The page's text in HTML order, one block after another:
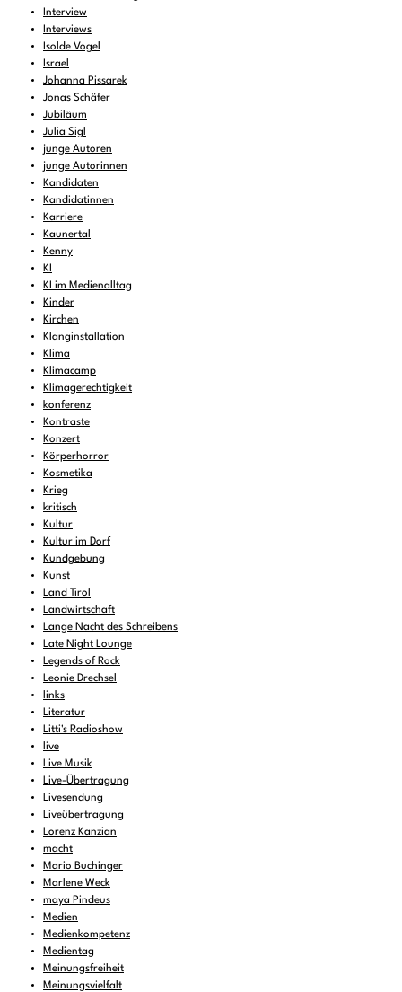
Interview
Interviews
Isolde Vogel
Israel
Johanna Pissarek
Jonas Schäfer
Jubiläum
Julia Sigl
junge Autoren
junge Autorinnen
Kandidaten
Kandidatinnen
Karriere
Kaunertal
Kenny
KI
KI im Medienalltag
Kinder
Kirchen
Klanginstallation
Klima
Klimacamp
Klimagerechtigkeit
konferenz
Kontraste
Konzert
Körperhorror
Kosmetika
Krieg
kritisch
Kultur
Kultur im Dorf
Kundgebung
Kunst
Land Tirol
Landwirtschaft
Lange Nacht des Schreibens
Late Night Lounge
Legends of Rock
Leonie Drechsel
links
Literatur
Litti's Radioshow
live
Live Musik
Live-Übertragung
Livesendung
Liveübertragung
Lorenz Kanzian
macht
Mario Buchinger
Marlene Weck
maya Pindeus
Medien
Medienkompetenz
Medientag
Meinungsfreiheit
Meinungsvielfalt